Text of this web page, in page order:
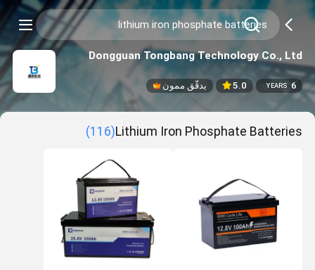
Dongguan Tongbang Technology Co., Ltd
6
YEARS
5.0 يدقّق ممون
Lithium Iron Phosphate Batteries
(116)